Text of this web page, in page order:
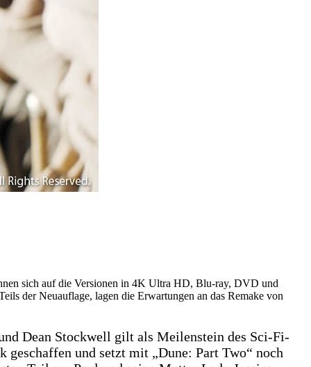
sich auf die Versionen in 4K Ultra HD, Blu-ray, DVD und
der Neuauflage, lagen die Erwartungen an das Remake von
Dean Stockwell gilt als Meilenstein des Sci-Fi-
und setzt mit „Dune: Part Two“ noch